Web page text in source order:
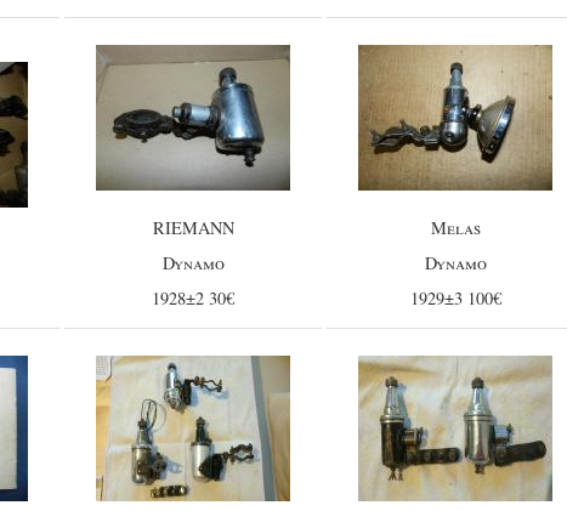
RIEMANN
Dynamo
1928±2 30€
Melas
Dynamo
1929±3 100€